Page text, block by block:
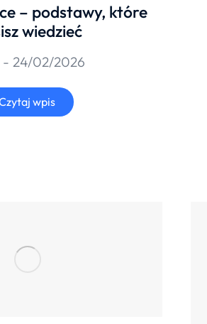
– podstawy, które
wiedzieć
24/02/2026
wpis